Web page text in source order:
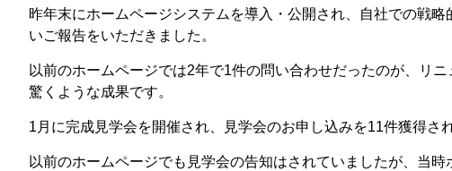
昨年末にホームページシステムを導入・公開され、自社での戦略
いご報告をいただきました。
以前のホームページでは2年で1件の問い合わせだったのが、リ
驚くような成果です。
1 月に完成見学会を開催され、 見学会のお申し込みを11件獲得さ
以前のホームページでも見学会の告知はされていましたが、当